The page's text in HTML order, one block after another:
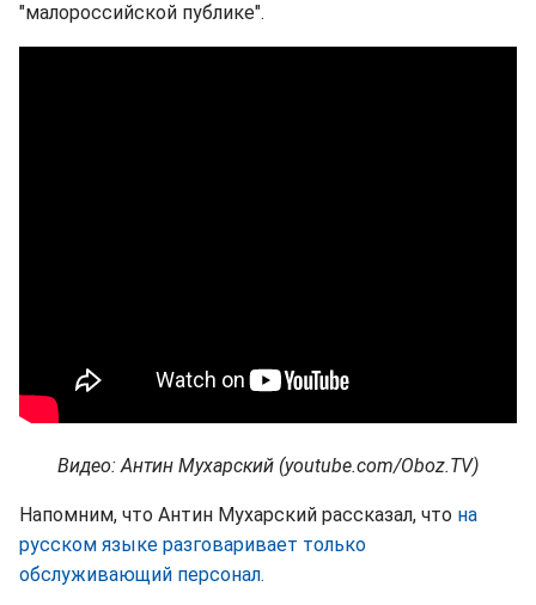
"малороссийской публике".
Видео: Антин Мухарский (youtube.com/Oboz.TV)
Напомним, что Антин Мухарский рассказал, что на
русском языке разговаривает только
обслуживающий персонал.